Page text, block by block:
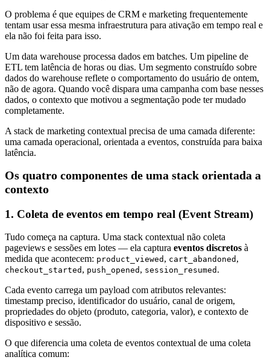
O problema é que equipes de CRM e marketing frequentemente
tentam usar essa mesma infraestrutura para ativação em tempo real e
ela não foi feita para isso.
Um data warehouse processa dados em batches. Um pipeline de
ETL tem latência de horas ou dias. Um segmento construído sobre
dados do warehouse reflete o comportamento do usuário de ontem,
não de agora. Quando você dispara uma campanha com base nesses
dados, o contexto que motivou a segmentação pode ter mudado
completamente.
A stack de marketing contextual precisa de uma camada diferente:
uma camada operacional, orientada a eventos, construída para baixa
latência.
Os quatro componentes de uma stack orientada a
contexto
1. Coleta de eventos em tempo real (Event Stream)
Tudo começa na captura. Uma stack contextual não coleta
pageviews e sessões em lotes — ela captura eventos discretos à
medida que acontecem: product_viewed , cart_abandoned ,
checkout_started , push_opened , session_resumed .
Cada evento carrega um payload com atributos relevantes:
timestamp preciso, identificador do usuário, canal de origem,
propriedades do objeto (produto, categoria, valor), e contexto de
dispositivo e sessão.
O que diferencia uma coleta de eventos contextual de uma coleta
analítica comum: